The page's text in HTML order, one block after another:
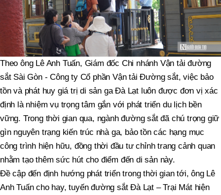
Theo ông Lê Anh Tuấn, Giám đốc Chi nhánh Vận tải đường
sắt Sài Gòn - Công ty Cổ phần Vận tải Đường sắt, việc bảo
tồn và phát huy giá trị di sản ga Đà Lạt luôn được đơn vị xác
định là nhiệm vụ trọng tâm gắn với phát triển du lịch bền
vững. Trong thời gian qua, ngành đường sắt đã chú trọng giữ
gìn nguyên trạng kiến trúc nhà ga, bảo tồn các hạng mục
công trình hiện hữu, đồng thời đầu tư chỉnh trang cảnh quan
nhằm tạo thêm sức hút cho điểm đến di sản này.
Đề cập đến định hướng phát triển trong thời gian tới, ông Lê
Anh Tuấn cho hay, tuyến đường sắt Đà Lạt – Trại Mát hiện